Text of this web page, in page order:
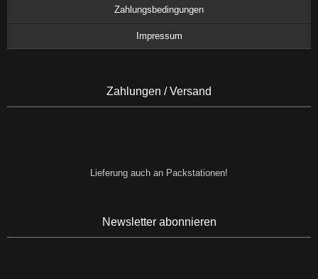
Zahlungsbedingungen
Impressum
Zahlungen / Versand
Lieferung auch an Packstationen!
Newsletter abonnieren